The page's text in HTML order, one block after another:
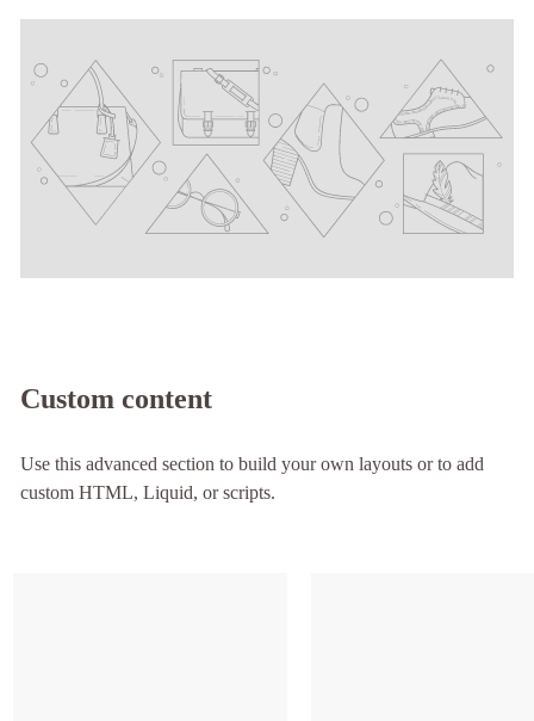
Custom content
Use this advanced section to build your own layouts or to add
custom HTML, Liquid, or scripts.